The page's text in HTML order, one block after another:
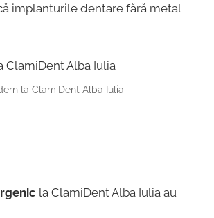
implanturile dentare fără metal
la ClamiDent Alba Iulia
la ClamiDent Alba Iulia au